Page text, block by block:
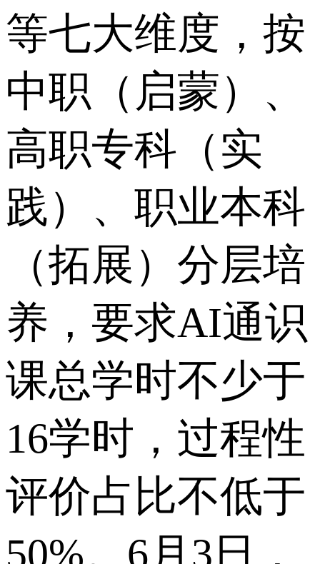
等七大维度，按
中职（启蒙）、
高职专科（实
践）、职业本科
（拓展）分层培
养，要求AI通识
课总学时不少于
16学时，过程性
评价占比不低于
50%。6月3日，